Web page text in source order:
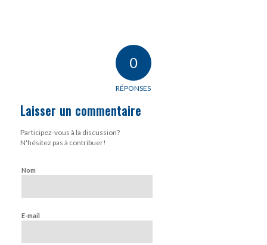
0
RÉPONSES
Laisser un commentaire
Participez-vous à la discussion?
N'hésitez pas à contribuer!
Nom
E-mail